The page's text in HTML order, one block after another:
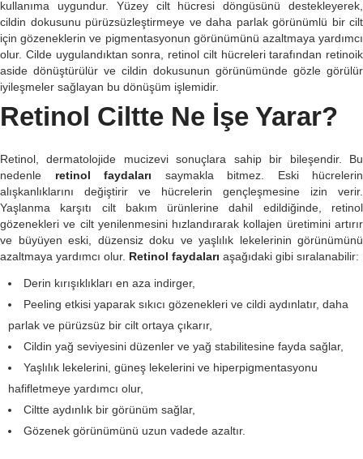
kullanıma uygundur. Yüzey cilt hücresi döngüsünü destekleyerek,
cildin dokusunu pürüzsüzleştirmeye ve daha parlak görünümlü bir cilt
için gözeneklerin ve pigmentasyonun görünümünü azaltmaya yardımcı
olur. Cilde uygulandıktan sonra, retinol cilt hücreleri tarafından retinoik
aside dönüştürülür ve cildin dokusunun görünümünde gözle görülür
iyileşmeler sağlayan bu dönüşüm işlemidir.
Retinol Ciltte Ne İşe Yarar?
Retinol, dermatolojide mucizevi sonuçlara sahip bir bileşendir. Bu
nedenle retinol faydaları saymakla bitmez. Eski hücrelerin
alışkanlıklarını değiştirir ve hücrelerin gençleşmesine izin verir.
Yaşlanma karşıtı cilt bakım ürünlerine dahil edildiğinde, retinol
gözenekleri ve cilt yenilenmesini hızlandırarak kollajen üretimini artırır
ve büyüyen eski, düzensiz doku ve yaşlılık lekelerinin görünümünü
azaltmaya yardımcı olur. Retinol faydaları aşağıdaki gibi sıralanabilir:
Derin kırışıklıkları en aza indirger,
Peeling etkisi yaparak sıkıcı gözenekleri ve cildi aydınlatır, daha
parlak ve pürüzsüz bir cilt ortaya çıkarır,
Cildin yağ seviyesini düzenler ve yağ stabilitesine fayda sağlar,
Yaşlılık lekelerini, güneş lekelerini ve hiperpigmentasyonu
hafifletmeye yardımcı olur,
Ciltte aydınlık bir görünüm sağlar,
Gözenek görünümünü uzun vadede azaltır.